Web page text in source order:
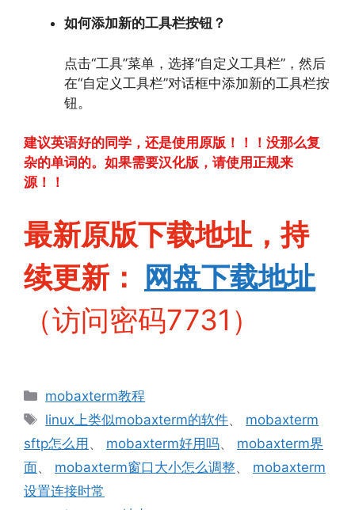
如何添加新的工具栏按钮？
点击“工具”菜单， 选择“自定义工具栏”， 然后
在“自定义工具栏”对话框中添加新的工具栏按
钮。
建议英语好的同学，还是使用原版！！！没那么复
杂的单词的。如果需要汉化版，请使用正规来
源！！
最新原版下载地址，持
续更新：
网盘下载地址
（访问密码7731）
分
类
mobaxterm教程
标
签
linux上类似mobaxterm的软件、 mobaxterm
sftp怎么用 、 mobaxterm好用吗、 mobaxterm界
面、 mobaxterm窗口大小怎么调整、 mobaxterm
设置连接时常